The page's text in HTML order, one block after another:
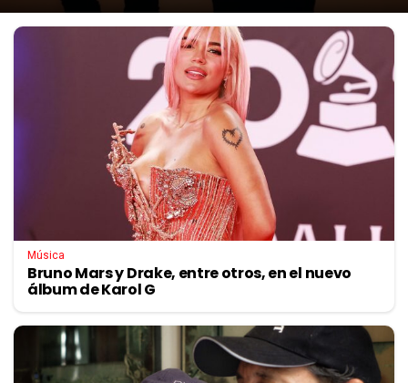
Música
Bruno Mars y Drake, entre otros, en el nuevo
álbum de Karol G